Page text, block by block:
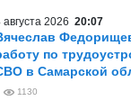
августа 2026 20:07
по
в Самарской
1130